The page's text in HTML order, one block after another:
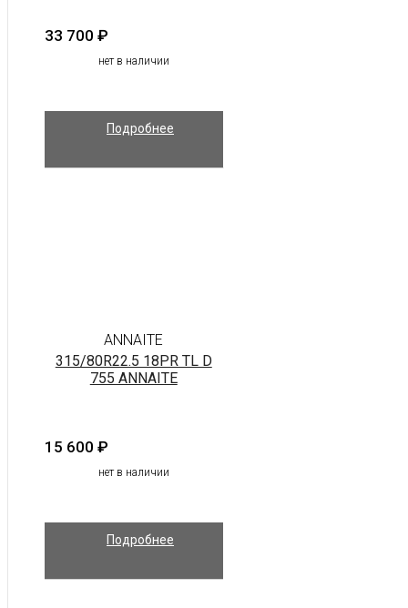
33 700 ₽
нет в наличии
Подробнее
ANNAITE
315/80R22.5 18PR TL D
755 ANNAITE
15 600 ₽
нет в наличии
Подробнее